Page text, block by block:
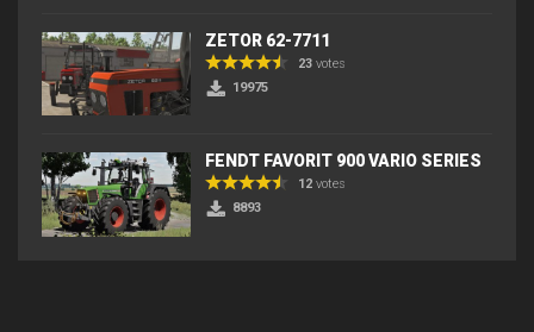
ZETOR 62-7711
23 votes
19975
FENDT FAVORIT 900 VARIO SERIES
12 votes
8893